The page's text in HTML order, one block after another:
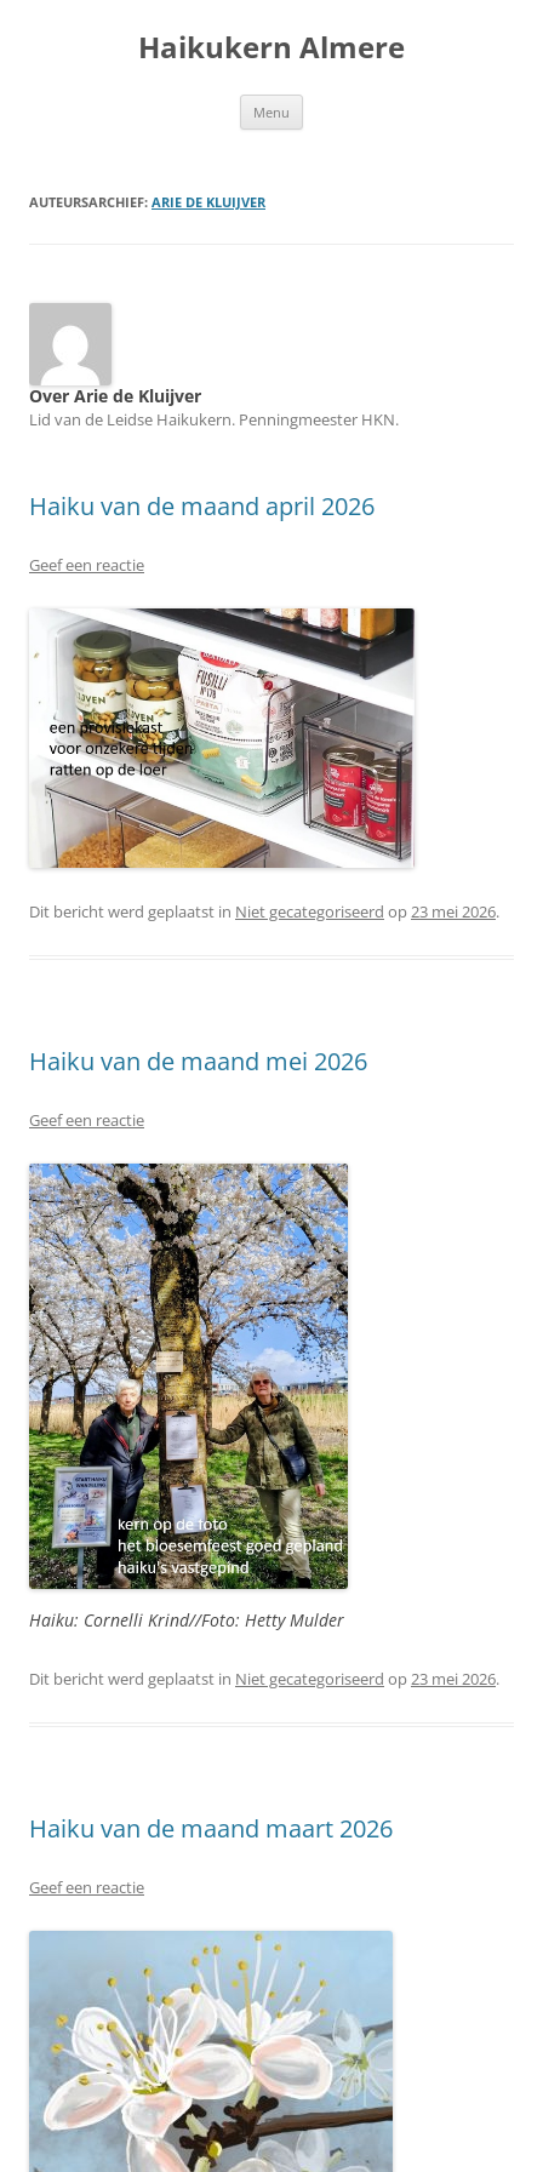
Haikukern Almere
Menu
AUTEURSARCHIEF: ARIE DE KLUIJVER
Over Arie de Kluijver
Lid van de Leidse Haikukern. Penningmeester HKN.
Haiku van de maand april 2026
Geef een reactie
Dit bericht werd geplaatst in Niet gecategoriseerd op23 mei 2026.
Haiku van de maand mei 2026
Geef een reactie
Haiku: Cornelli Krind//Foto: Hetty Mulder
Dit bericht werd geplaatst in Niet gecategoriseerd op23 mei 2026.
Haiku van de maand maart 2026
Geef een reactie